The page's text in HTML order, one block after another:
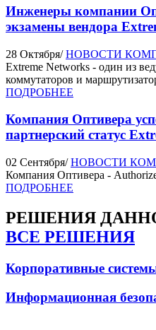
Инженеры компании
экзамены вендора
28 Октября/ НОВОСТИ
Extreme Networks - один из
коммутаторов и
ПОДРОБНЕЕ
Компания Оптивера
партнерский статус
02 Сентября/ НОВОСТИ
Компания Оптивера -
ПОДРОБНЕЕ
РЕШЕНИЯ
ВСЕ РЕШЕНИЯ
Корпоративные
Информационная